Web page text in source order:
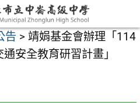
告 > 靖娟基金會辦理「114
安全教育研習計畫」